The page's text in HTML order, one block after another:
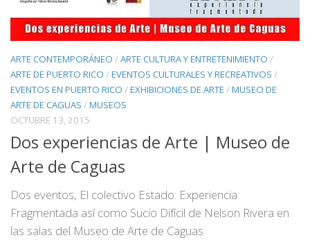
ARTE CONTEMPORÁNEO /ARTE CULTURA Y ENTRETENIMIENTO /
ARTE DE PUERTO RICO /EVENTOS CULTURALES Y RECREATIVOS /
EVENTOS EN PUERTO RICO /EXHIBICIONES DE ARTE /MUSEO DE
ARTE DE CAGUAS /MUSEOS
OCTUBRE 13, 2015
Dos experiencias de Arte | Museo de
Arte de Caguas
Dos eventos, El colectivo Estado: Experiencia
Fragmentada así como Sucio Difícil de Nelson Rivera en
las salas del Museo de Arte de Caguas